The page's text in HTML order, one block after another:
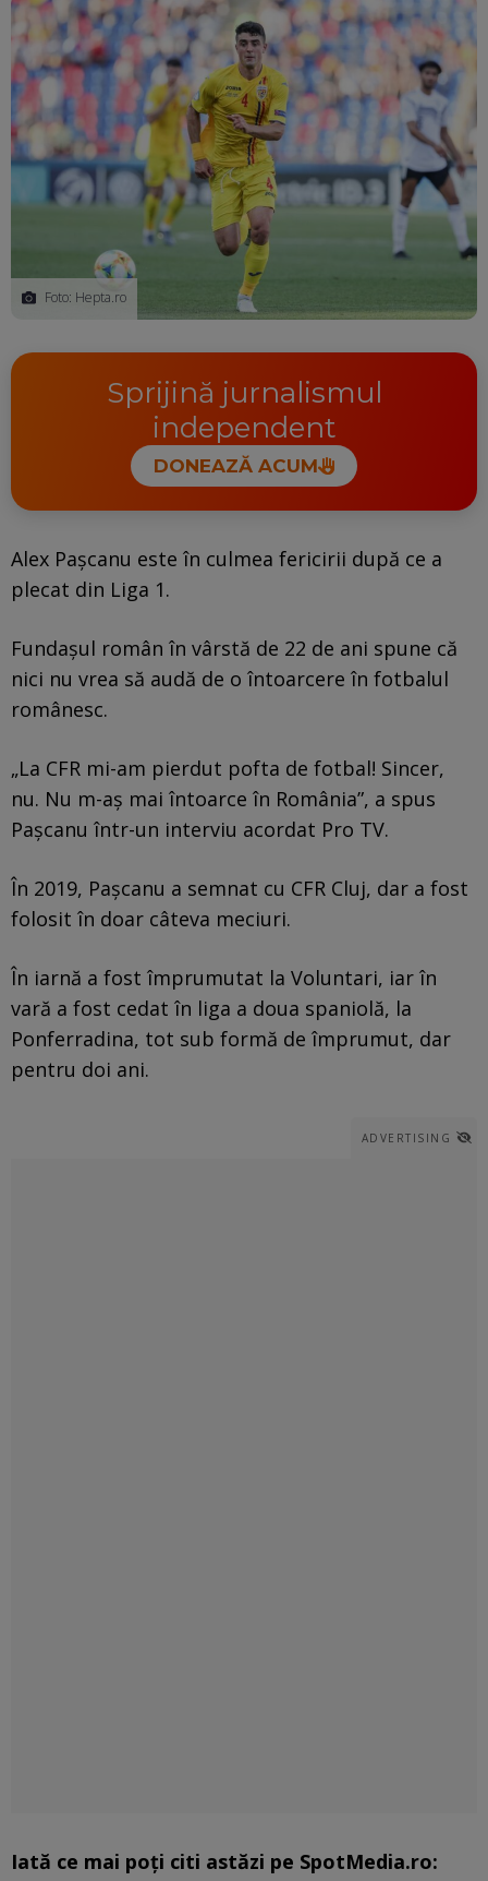
Foto: Hepta.ro
Sprijină jurnalismul
independent
DONEAZĂ ACUM
Alex Pașcanu este în culmea fericirii după ce a
plecat din Liga 1.
Fundașul român în vârstă de 22 de ani spune că
nici nu vrea să audă de o întoarcere în fotbalul
românesc.
„La CFR mi-am pierdut pofta de fotbal! Sincer,
nu. Nu m-aș mai întoarce în România”, a spus
Pașcanu într-un interviu acordat Pro TV.
În 2019, Pașcanu a semnat cu CFR Cluj, dar a fost
folosit în doar câteva meciuri.
În iarnă a fost împrumutat la Voluntari, iar în
vară a fost cedat în liga a doua spaniolă, la
Ponferradina, tot sub formă de împrumut, dar
pentru doi ani.
ADVERTISING
Iată ce mai poți citi astăzi pe SpotMedia.ro: